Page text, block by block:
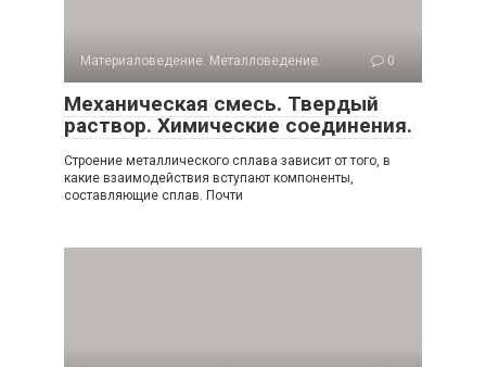
Материаловедение. Металловедение. 0
Механическая смесь. Твердый
раствор. Химические соединения.
Строение металлического сплава зависит от того, в
какие взаимодействия вступают компоненты,
составляющие сплав. Почти